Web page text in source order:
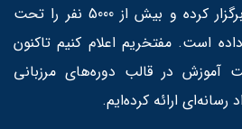
حدود 400 دوره آموزشی برگزار کرده و بیش از 5000 نفر را تحت
است. مفتخریم اعلام کنیم تاکنون
نفر-ساعت آموزش در قالب دوره‌های مرزبانی
ارائه کرده‌ایم.